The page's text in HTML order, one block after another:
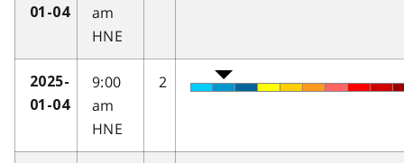
01-04
am
HNE
2025-
01-04
9:00
am
HNE
2